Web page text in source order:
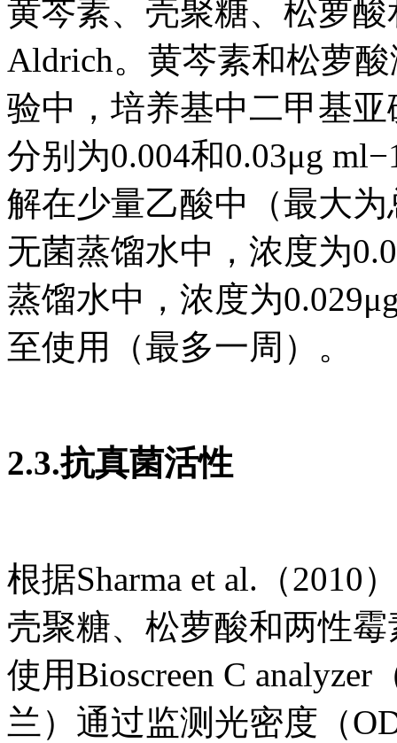
黄芩素、壳聚糖、松萝
Aldrich。黄芩素和松萝
验中，培养基中二甲基
分别为0.004和0.03μg
解在少量乙酸中（最大
无菌蒸馏水中，浓度为
蒸馏水中，浓度为
至使用（最多一周）。
2.3.抗真菌活性
根据Sharma et al.（2010
壳聚糖、松萝酸和两性
使用Bioscreen C analyzer
兰）通过监测光密度（